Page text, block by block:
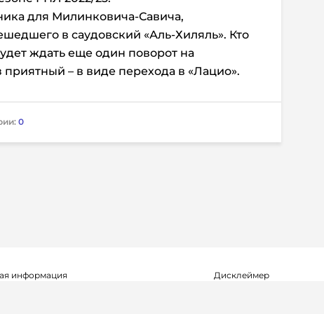
для Милинковича-Савича,
в саудовский «Аль-Хиляль». Кто
ждать еще один поворот на
приятный – в виде перехода в «Лацио».
0
информация Дисклеймер